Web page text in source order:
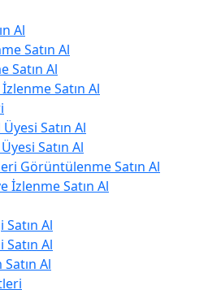
Al
Satın Al
Satın Al
İzlenme Satın Al
Satın Al
Satın Al
Görüntülenme Satın Al
İzlenme Satın Al
Al
Al
Al